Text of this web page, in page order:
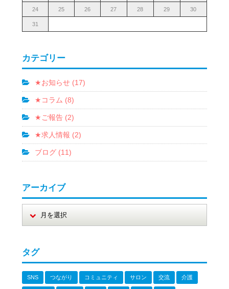
24 25 26 27 28 29 30
31
カテゴリー
★お知らせ (17)
★コラム (8)
★ご報告 (2)
★求人情報 (2)
ブログ (11)
アーカイブ
タグ
SNS つながり コミュニティ サロン 交流 介護